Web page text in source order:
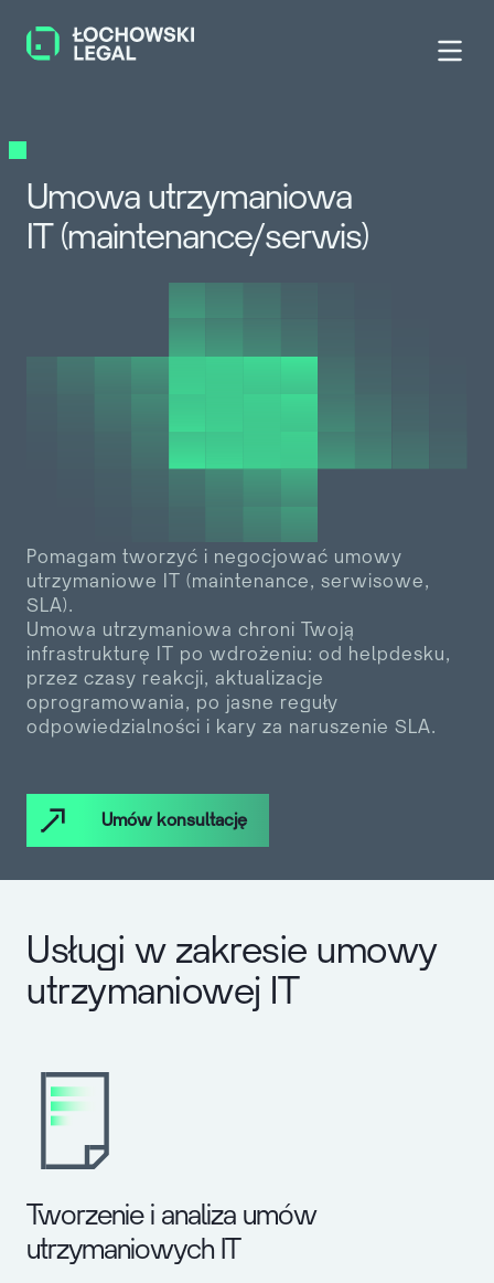
Umowa utrzymaniowa
IT (maintenance/serwis)
Pomagam tworzyć i negocjować umowy
utrzymaniowe IT (maintenance, serwisowe,
SLA).
Umowa utrzymaniowa chroni Twoją
infrastrukturę IT po wdrożeniu: od helpdesku,
przez czasy reakcji, aktualizacje
oprogramowania, po jasne reguły
odpowiedzialności i kary za naruszenie SLA.
Umów konsultację
Usługi w zakresie umowy
utrzymaniowej IT
Tworzenie i analiza umów
utrzymaniowych IT